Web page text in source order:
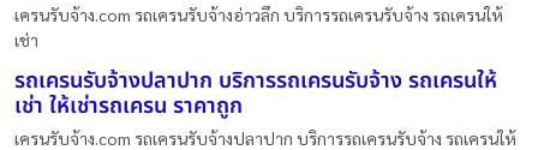
เครนรับจ้าง.com รถเครนรับจ้างอ่าวลึก บริการรถเครนรับจ้าง รถเครนให้
เช่า
รถเครนรับจ้างปลาปาก บริการรถเครนรับจ้าง รถเครนให้
เช่า ให้เช่ารถเครน ราคาถูก
เครนรับจ้าง.com รถเครนรับจ้างปลาปาก บริการรถเครนรับจ้าง รถเครนให้